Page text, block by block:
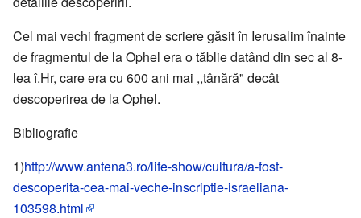
Cel mai vechi fragment de scriere găsit în Ierusalim înainte
de fragmentul de la Ophel era o tăblie datând din sec al 8-
lea î.Hr, care era cu 600 ani mai ,,tânără" decât
descoperirea de la Ophel.
Bibliografie
1)http://www.antena3.ro/life-show/cultura/a-fost-
descoperita-cea-mai-veche-inscriptie-israeliana-
103598.html